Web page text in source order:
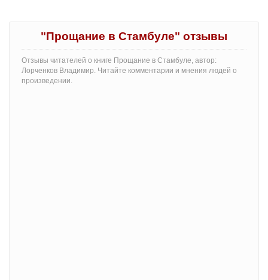
"Прощание в Стамбуле" отзывы
Отзывы читателей о книге Прощание в Стамбуле, автор:
Лорченков Владимир. Читайте комментарии и мнения людей о
произведении.